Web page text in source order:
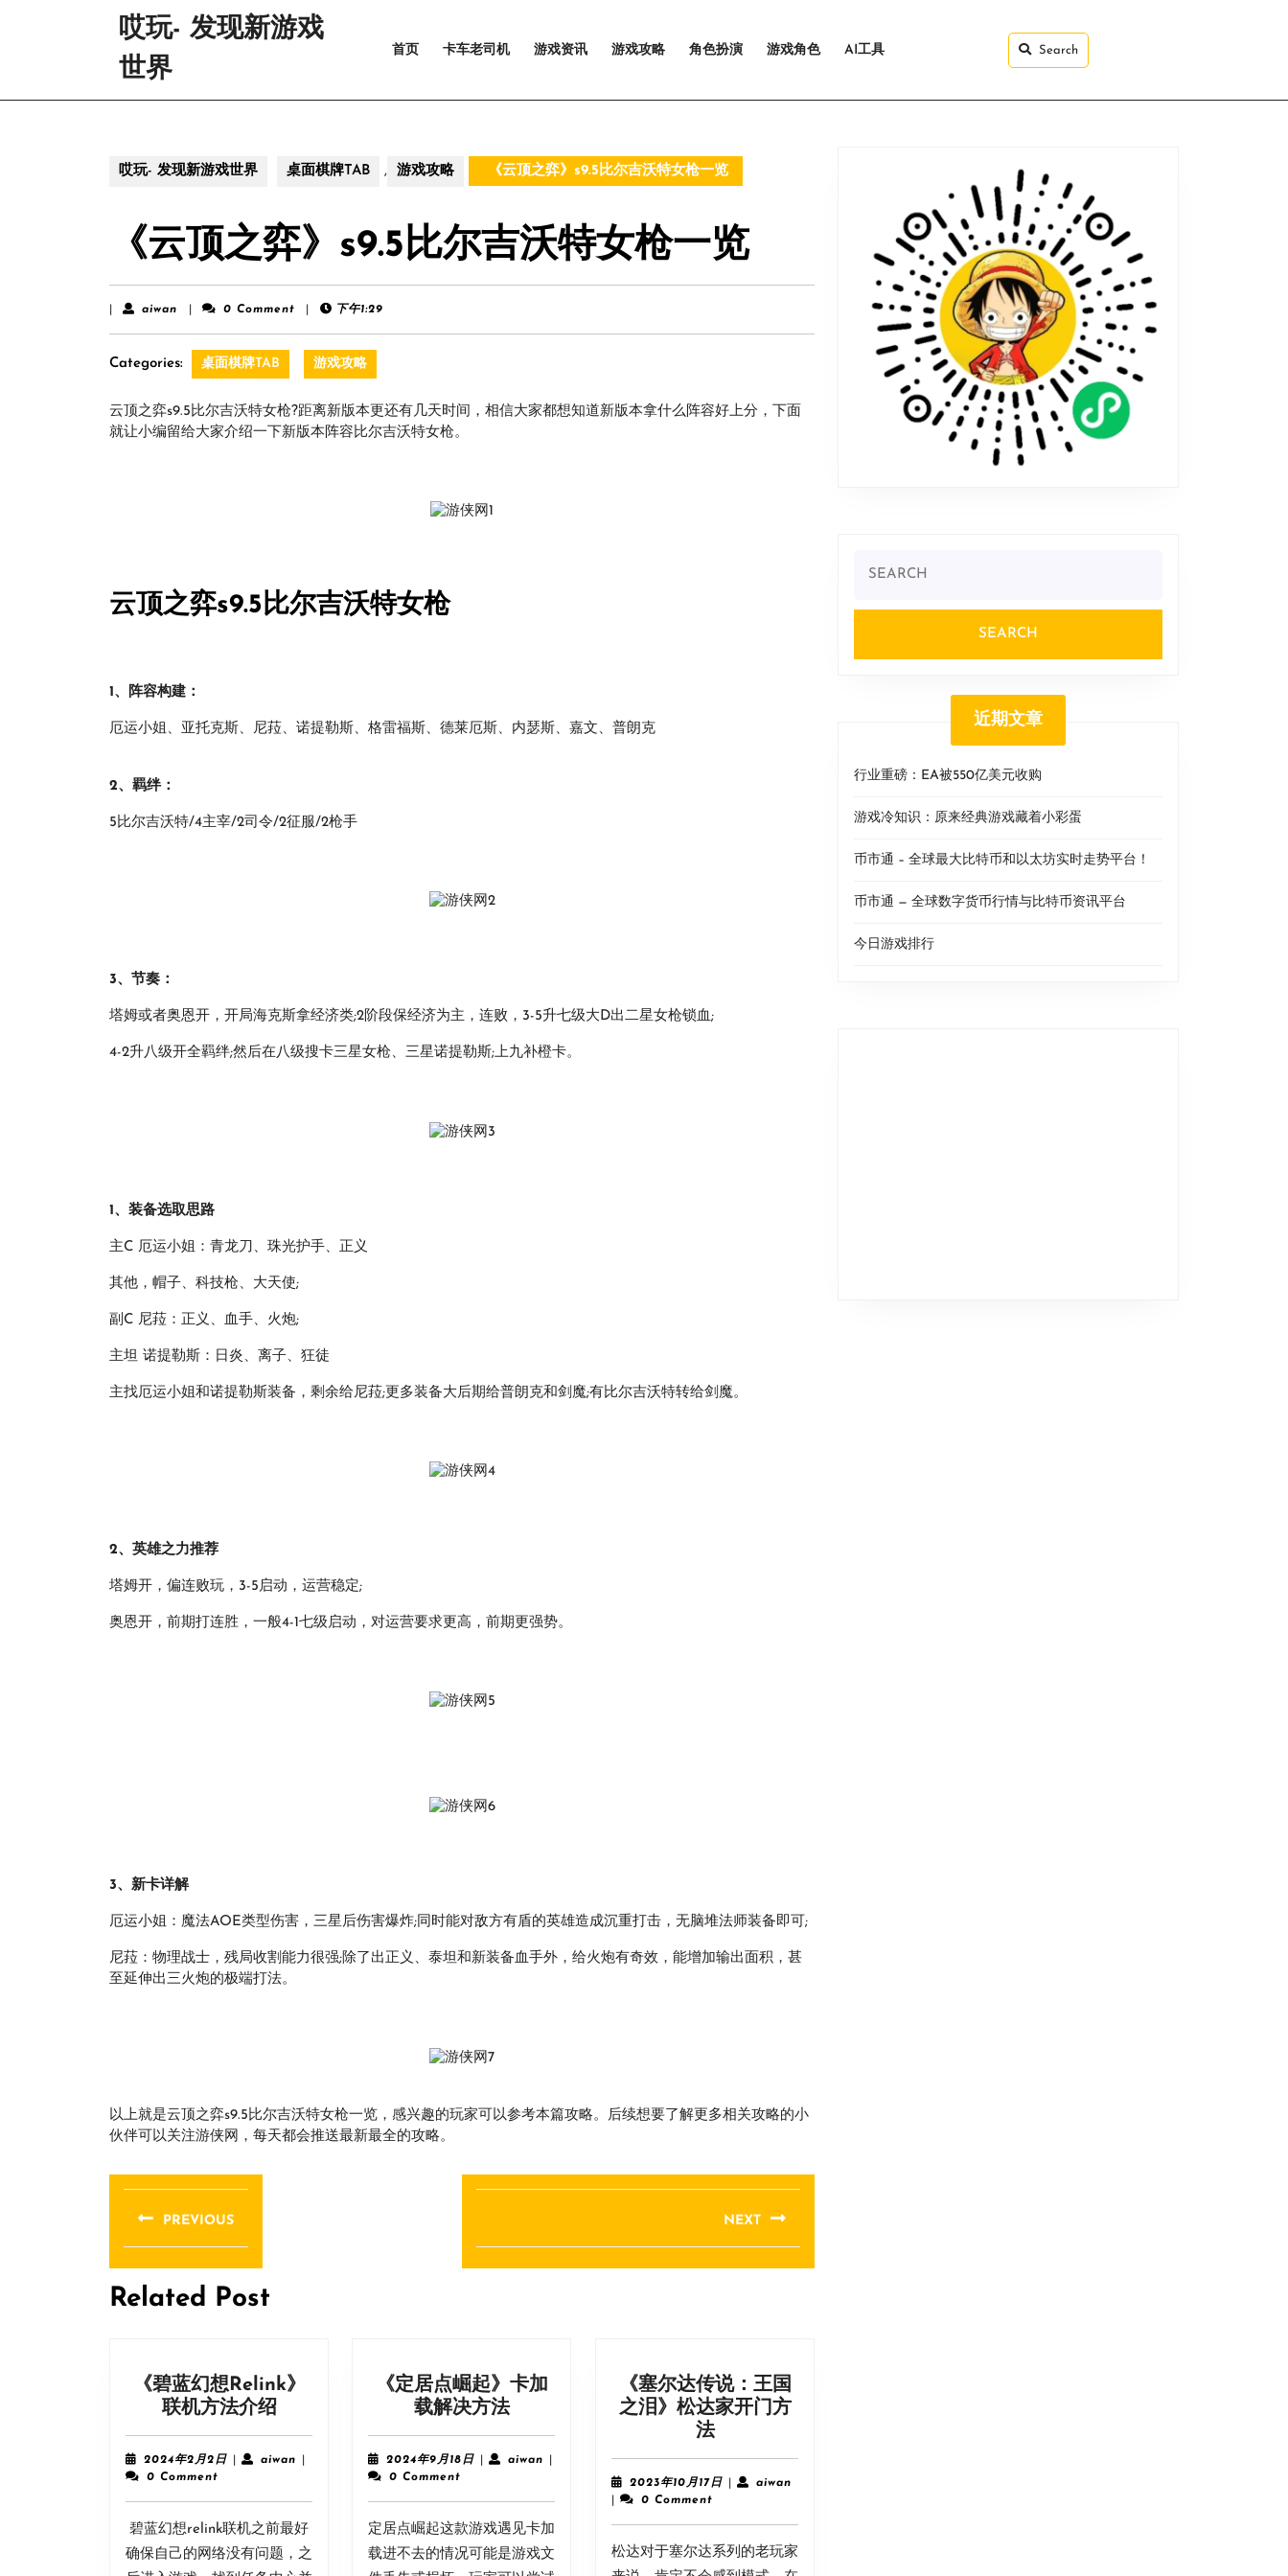
哎玩- 发现新游戏
世界
首页 卡车老司机 游戏资讯 游戏攻略 角色扮演 游戏角色 AI工具 Search
哎玩- 发现新游戏世界 桌面棋牌TAB , 游戏攻略 《云顶之弈》s9.5比尔吉沃特女枪一览
《云顶之弈》s9.5比尔吉沃特女枪一览
aiwan aiwan 0 Comment 下午1:29
Categories: 桌面棋牌TAB 游戏攻略
云顶之弈s9.5比尔吉沃特女枪?距离新版本更还有几天时间，相信大家都想知道新版本拿什么阵容好上分，下面
就让小编留给大家介绍一下新版本阵容比尔吉沃特女枪。
云顶之弈s9.5比尔吉沃特女枪
1、阵容构建：
厄运小姐、亚托克斯、尼菈、诺提勒斯、格雷福斯、德莱厄斯、内瑟斯、嘉文、普朗克
2、羁绊：
5比尔吉沃特/4主宰/2司令/2征服/2枪手
3、节奏：
塔姆或者奥恩开，开局海克斯拿经济类;2阶段保经济为主，连败，3-5升七级大D出二星女枪锁血;
4-2升八级开全羁绊;然后在八级搜卡三星女枪、三星诺提勒斯;上九补橙卡。
1、装备选取思路
主C 厄运小姐：青龙刀、珠光护手、正义
其他，帽子、科技枪、大天使;
副C 尼菈：正义、血手、火炮;
主坦 诺提勒斯：日炎、离子、狂徒
主找厄运小姐和诺提勒斯装备，剩余给尼菈;更多装备大后期给普朗克和剑魔;有比尔吉沃特转给剑魔。
2、英雄之力推荐
塔姆开，偏连败玩，3-5启动，运营稳定;
奥恩开，前期打连胜，一般4-1七级启动，对运营要求更高，前期更强势。
3、新卡详解
厄运小姐：魔法AOE类型伤害，三星后伤害爆炸;同时能对敌方有盾的英雄造成沉重打击，无脑堆法师装备即可;
尼菈：物理战士，残局收割能力很强;除了出正义、泰坦和新装备血手外，给火炮有奇效，能增加输出面积，甚
至延伸出三火炮的极端打法。
以上就是云顶之弈s9.5比尔吉沃特女枪一览，感兴趣的玩家可以参考本篇攻略。后续想要了解更多相关攻略的小
伙伴可以关注游侠网，每天都会推送最新最全的攻略。
文
章
导
航
PREVIOUS
post:
NEXT
post:
Related Post
《碧蓝幻想Relink》
联机方法介绍《碧
蓝
幻
Relink》
联
机
方
2024年2月2日2024
2
日
aiwanaiwan
0 Comment
碧蓝幻想relink联机之前最好
确保自己的网络没有问题，之
《定居点崛起》卡加
载解决方法《定
居
点
起》
卡
加
载
2024年9月18日2024
18
日
aiwan aiwan
0 Comment
定居点崛起这款游戏遇见卡加
载进不去的情况可能是游戏文
《塞尔达传说：王国
之泪》松达家开门方
法《塞
尔
达
说：
王
国
2023年10月17日2023
17
日
aiwanaiwan
0 Comment
松达对于塞尔达系列的老玩家
for:
近期文章
行业重磅：EA被550亿美元收购
游戏冷知识：原来经典游戏藏着小彩蛋
币市通 – 全球最大比特币和以太坊实时走势平台！
币市通 — 全球数字货币行情与比特币资讯平台
今日游戏排行